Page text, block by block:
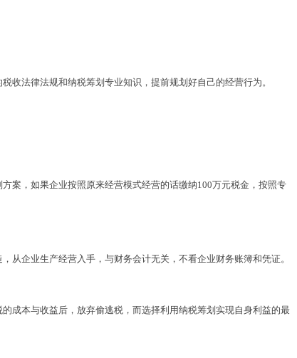
收法律法规和纳税筹划专业知识，提前规划好自己的经营行为。
案，如果企业按照原来经营模式经营的话缴纳100万元税金，按照专
从企业生产经营入手，与财务会计无关，不看企业财务账簿和凭证。
成本与收益后，放弃偷逃税，而选择利用纳税筹划实现自身利益的最